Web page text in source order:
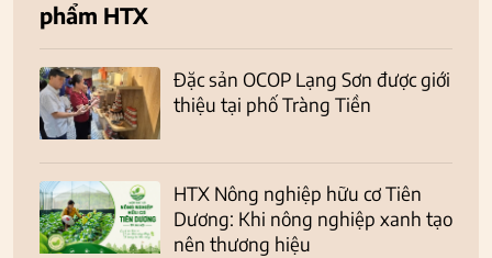
phẩm HTX
Đặc sản OCOP Lạng Sơn được giới
thiệu tại phố Tràng Tiền
HTX Nông nghiệp hữu cơ Tiên
Dương: Khi nông nghiệp xanh tạo
nên thương hiệu